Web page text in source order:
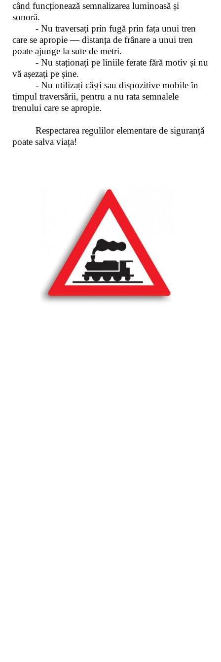
când funcționează semnalizarea luminoasă și
sonoră.
- Nu traversați prin fugă prin fața unui tren
care se apropie — distanța de frânare a unui tren
poate ajunge la sute de metri.
- Nu staționați pe liniile ferate fără motiv și nu
vă așezați pe șine.
- Nu utilizați căști sau dispozitive mobile în
timpul traversării, pentru a nu rata semnalele
trenului care se apropie.
Respectarea regulilor elementare de siguranță
poate salva viața!